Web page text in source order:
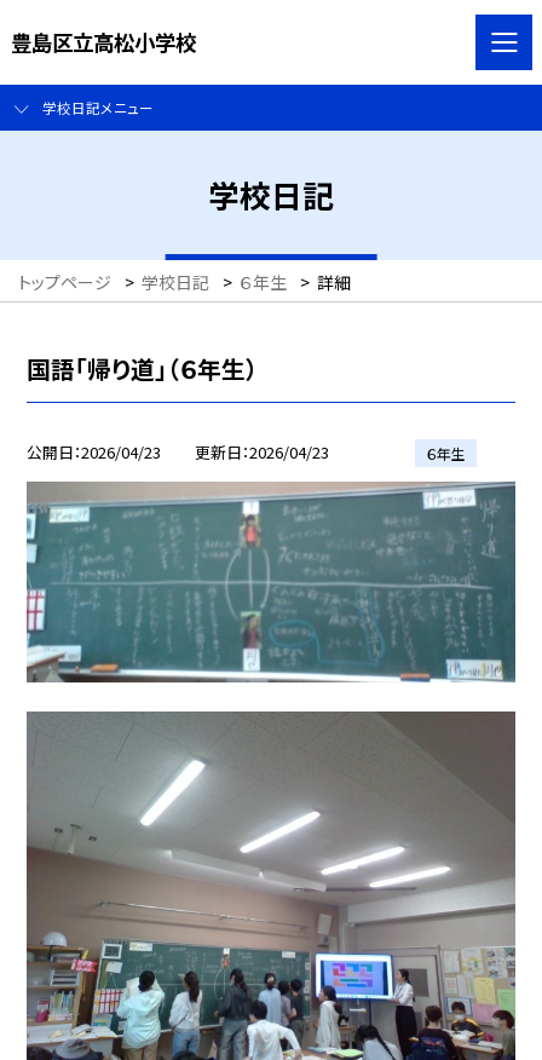
豊島区立高松小学校
学校日記メニュー
学校日記
トップページ > 学校日記 > ６年生 > 詳細
国語「帰り道」（６年生）
公開日 2026/04/23 更新日 2026/04/23 ６年生